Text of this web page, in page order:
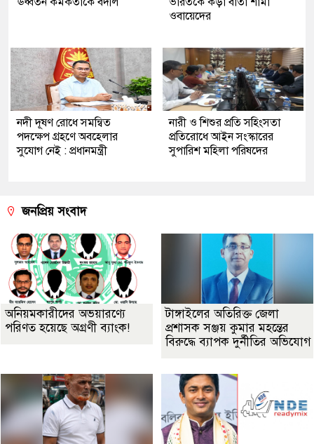
ওবায়েদের
নদী দূষণ রোধে সমন্বিত
পদক্ষেপ গ্রহণে অবহেলার
সুযোগ নেই : প্রধানমন্ত্রী
নারী ও শিশুর প্রতি সহিংসতা
প্রতিরোধে আইন সংস্কারের
সুপারিশ মহিলা পরিষদের
জনপ্রিয় সংবাদ
অনিয়মকারীদের অভয়ারণ্যে
পরিণত হয়েছে অগ্রণী ব্যাংক!
টাঙ্গাইলের অতিরিক্ত জেলা
প্রশাসক সঞ্জয় কুমার মহন্তের
বিরুদ্ধে ব্যাপক দুর্নীতির অভিযোগ